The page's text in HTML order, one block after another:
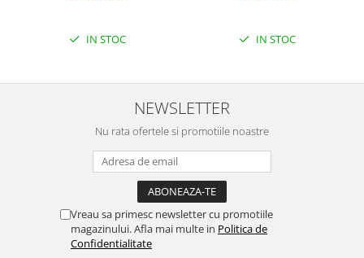
IN STOC IN STOC
NEWSLETTER
Nu rata ofertele si promotiile noastre
Vreau sa primesc newsletter cu promotiile
magazinului. Afla mai multe in Politica de
Confidentialitate